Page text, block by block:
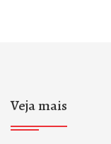
Veja mais